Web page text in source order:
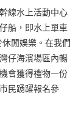
線水上活動中心
船，即水上單車
閒娛樂。在我們
仔海濱場區內暢
會獲得禮物一份
民踴躍報名參